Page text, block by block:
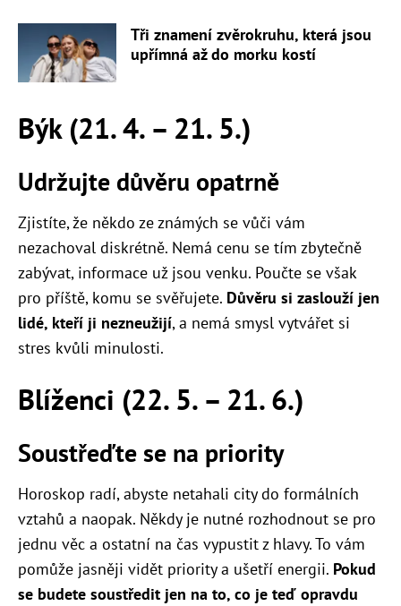
Tři znamení zvěrokruhu, která jsou
upřímná až do morku kostí
Býk (21. 4. – 21. 5.)
Udržujte důvěru opatrně
Zjistíte, že někdo ze známých se vůči vám
nezachoval diskrétně. Nemá cenu se tím zbytečně
zabývat, informace už jsou venku. Poučte se však
pro příště, komu se svěřujete. Důvěru si zaslouží jen
lidé, kteří ji nezneužijí, a nemá smysl vytvářet si
stres kvůli minulosti.
Blíženci (22. 5. – 21. 6.)
Soustřeďte se na priority
Horoskop radí, abyste netahali city do formálních
vztahů a naopak. Někdy je nutné rozhodnout se pro
jednu věc a ostatní na čas vypustit z hlavy. To vám
pomůže jasněji vidět priority a ušetří energii. Pokud
se budete soustředit jen na to, co je teď opravdu